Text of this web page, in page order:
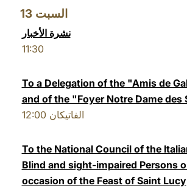
13 السبت
نشرة الأخبار
11:30
To a Delegation of the "Amis de
and of the "Foyer Notre Dame des
12:00 الفاتيكان
To the National Council of the
Blind and sight-impaired Persons
occasion of the Feast of Saint Lucy